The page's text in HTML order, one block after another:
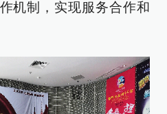
机制，实现服务合作和